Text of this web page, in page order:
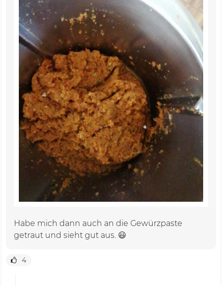
Habe mich dann auch an die Gewürzpaste
getraut und sieht gut aus. 😃
4